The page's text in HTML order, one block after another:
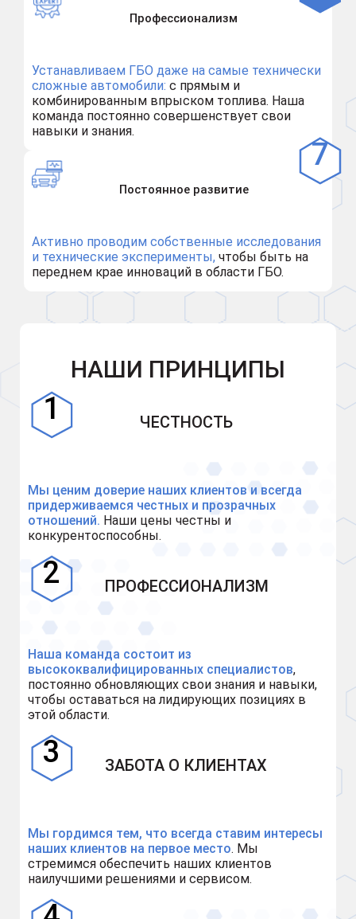
Профессионализм
Устанавливаем ГБО даже на самые технически
сложные автомобили: с прямым и
комбинированным впрыском топлива. Наша
команда постоянно совершенствует свои
навыки и знания.
Постоянное развитие
Активно проводим собственные исследования
и технические эксперименты, чтобы быть на
переднем крае инноваций в области ГБО.
НАШИ ПРИНЦИПЫ
ЧЕСТНОСТЬ
Мы ценим доверие наших клиентов и всегда
придерживаемся честных и прозрачных
отношений. Наши цены честны и
конкурентоспособны.
ПРОФЕССИОНАЛИЗМ
Наша команда состоит из
высококвалифицированных специалистов,
постоянно обновляющих свои знания и навыки,
чтобы оставаться на лидирующих позициях в
этой области.
ЗАБОТА О КЛИЕНТАХ
Мы гордимся тем, что всегда ставим интересы
наших клиентов на первое место. Мы
стремимся обеспечить наших клиентов
наилучшими решениями и сервисом.